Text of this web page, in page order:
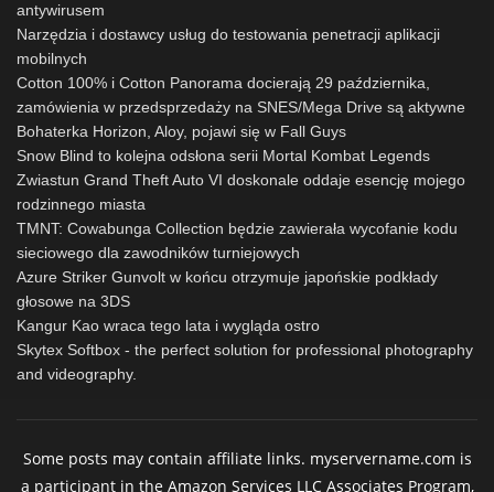
antywirusem
Narzędzia i dostawcy usług do testowania penetracji aplikacji
mobilnych
Cotton 100% i Cotton Panorama docierają 29 października,
zamówienia w przedsprzedaży na SNES/Mega Drive są aktywne
Bohaterka Horizon, Aloy, pojawi się w Fall Guys
Snow Blind to kolejna odsłona serii Mortal Kombat Legends
Zwiastun Grand Theft Auto VI doskonale oddaje esencję mojego
rodzinnego miasta
TMNT: Cowabunga Collection będzie zawierała wycofanie kodu
sieciowego dla zawodników turniejowych
Azure Striker Gunvolt w końcu otrzymuje japońskie podkłady
głosowe na 3DS
Kangur Kao wraca tego lata i wygląda ostro
Skytex Softbox - the perfect solution for professional photography
and videography.
Some posts may contain affiliate links. myservername.com is
a participant in the Amazon Services LLC Associates Program,